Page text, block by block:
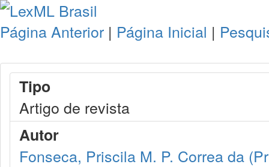
Página Anterior | Página Inicial |
Tipo
Artigo de revista
Autor
Fonseca, Priscila M. P. Correa da